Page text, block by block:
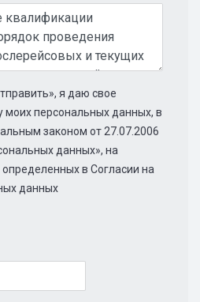
я даю свое
моих персональных данных, в
законом от 27.07.2006
данных», на
в Согласии на
данных